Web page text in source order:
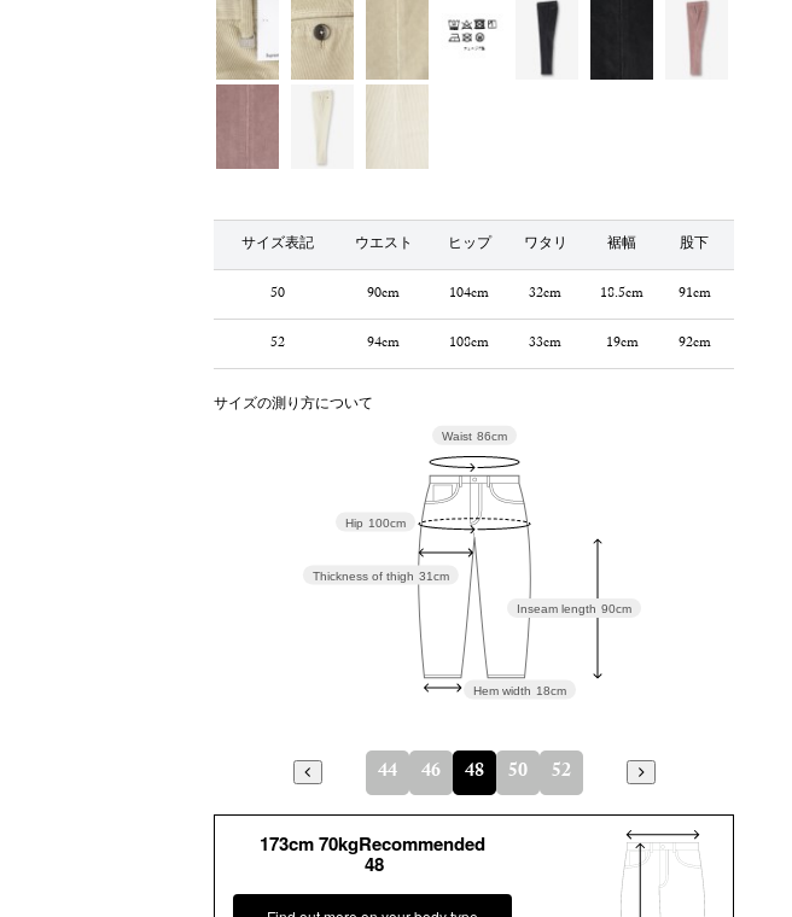
サイズ表記 ウエスト ヒップ ワタリ 裾幅 股下
50 90cm 104cm 32cm 18.5cm 91cm
52 94cm 108cm 33cm 19cm 92cm
サイズの測り方について
Inseam length 90cm
Hem width 18cm
Thickness of thigh 31cm
Hip 100cm
Waist 86cm
44 46 48 50 52
173cm 70kgRecommended
48